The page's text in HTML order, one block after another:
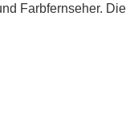
Farbfernseher. Die